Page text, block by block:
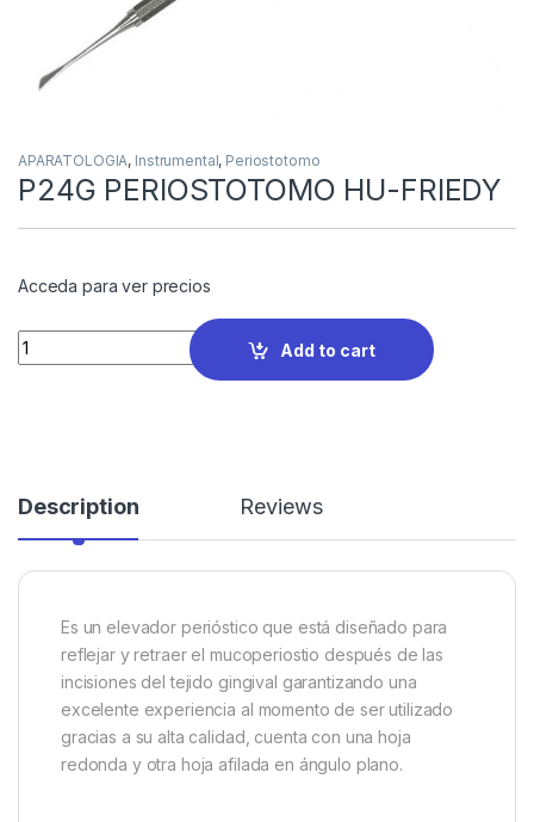
APARATOLOGIA, Instrumental, Periostotomo
P24G PERIOSTOTOMO HU-FRIEDY
Acceda para ver precios
Quantity
Add to cart
Description Reviews
Es un elevador perióstico que está diseñado para
reflejar y retraer el mucoperiostio después de las
incisiones del tejido gingival garantizando una
excelente experiencia al momento de ser utilizado
gracias a su alta calidad, cuenta con una hoja
redonda y otra hoja afilada en ángulo plano.